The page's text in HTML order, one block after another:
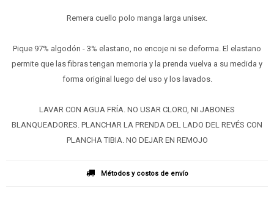
Remera cuello polo manga larga unisex.
Pique 97% algodón - 3% elastano, no encoje ni se deforma. El elastano
permite que las fibras tengan memoria y la prenda vuelva a su medida y
forma original luego del uso y los lavados.
LAVAR CON AGUA FRÍA. NO USAR CLORO, NI JABONES
BLANQUEADORES. PLANCHAR LA PRENDA DEL LADO DEL REVÉS CON
PLANCHA TIBIA. NO DEJAR EN REMOJO
Métodos y costos de envío